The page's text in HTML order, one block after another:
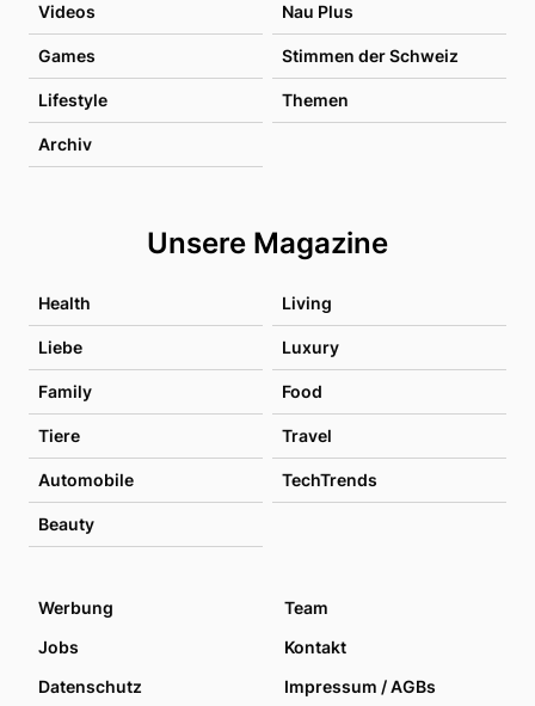
Videos Nau Plus
Games Stimmen der Schweiz
Lifestyle Themen
Archiv
Unsere Magazine
Health Living
Liebe Luxury
Family Food
Tiere Travel
Automobile TechTrends
Beauty
Werbung
Team
Jobs
Kontakt
Datenschutz
Impressum / AGBs